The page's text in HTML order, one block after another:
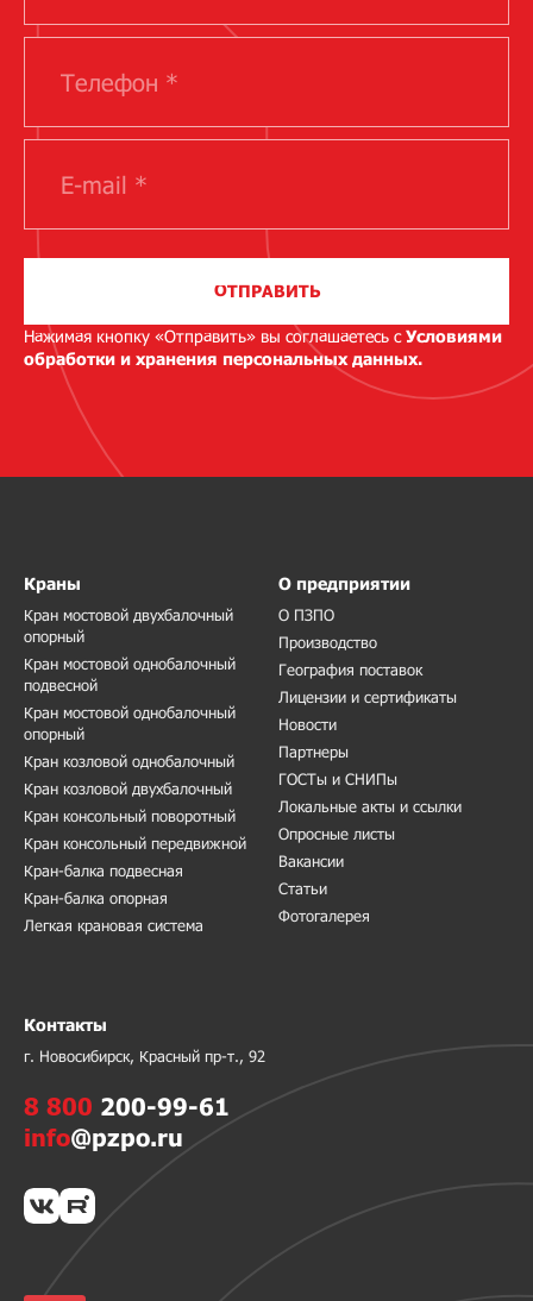
ОТПРАВИТЬ
Нажимая кнопку «Отправить» вы соглашаетесь сУсловиями
обработки и хранения персональных данных.
Краны
Кран мостовой двухбалочный
опорный
Кран мостовой однобалочный
подвесной
Кран мостовой однобалочный
опорный
Кран козловой однобалочный
Кран козловой двухбалочный
Кран консольный поворотный
Кран консольный передвижной
Кран-балка подвесная
Кран-балка опорная
Легкая крановая система
О предприятии
О ПЗПО
Производство
География поставок
Лицензии и сертификаты
Новости
Партнеры
ГОСТы и СНИПы
Локальные акты и ссылки
Опросные листы
Вакансии
Статьи
Фотогалерея
Контакты
г. Новосибирск, Красный пр-т., 92
8 800 200-99-61
info@pzpo.ru